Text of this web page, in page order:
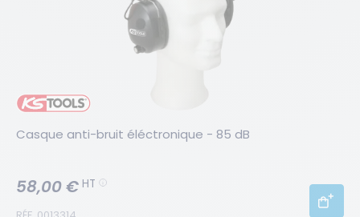
Casque anti-bruit éléctronique - 85 dB
58,00 € HT